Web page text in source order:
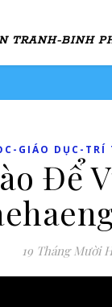
TRANH-BINH
GIÁO DỤC-TRÍ
Để
19 Tháng Mười